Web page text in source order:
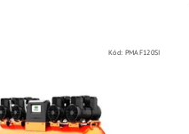
Kód: PMAF120SI